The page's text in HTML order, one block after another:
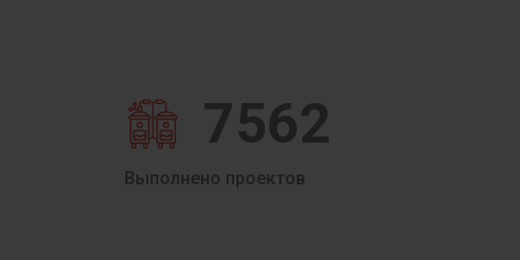
7562
Выполнено проектов